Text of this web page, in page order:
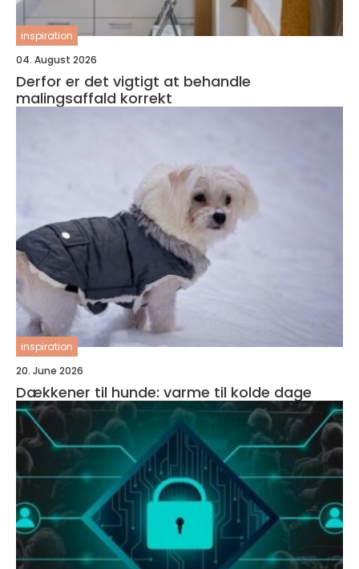
inspiration
04. August 2026
Derfor er det vigtigt at behandle
malingsaffald korrekt
inspiration
20. June 2026
Dækkener til hunde: varme til kolde dage